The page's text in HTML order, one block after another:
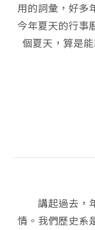
用的詞彙，好多
今年夏天的行事
個夏天，算是
講起過去，年
情。我們歷史系